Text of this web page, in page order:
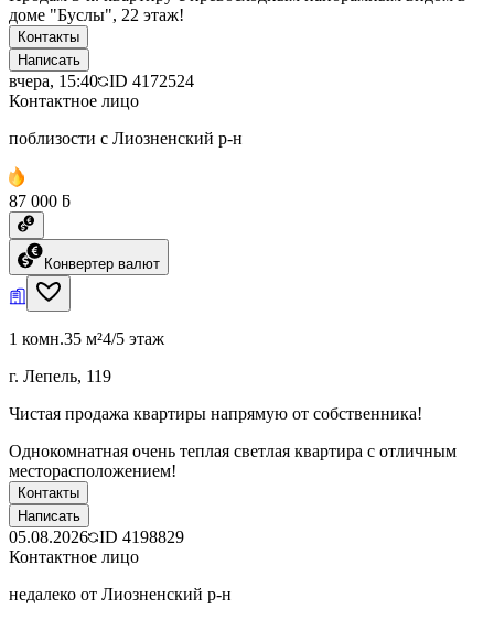
доме "Буслы", 22 этаж!
Контакты
Написать
вчера, 15:40 ID 4172524
Контактное лицо
поблизости с Лиозненский р-н
87 000 ƃ
Конвертер валют
1 комн.35 м²4/5 этаж
г. Лепель, 119
Чистая продажа квартиры напрямую от собственника!
Однокомнатная очень теплая светлая квартира с отличным
месторасположением!
Контакты
Написать
05.08.2026 ID 4198829
Контактное лицо
недалеко от Лиозненский р-н